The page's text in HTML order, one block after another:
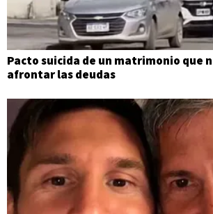
Pacto suicida de un matrimonio que
afrontar las deudas